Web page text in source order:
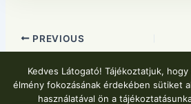
PREVIOUS
Kedves Látogató! Tájékoztatjuk,
élmény fokozásának érdekében sütiket
használatával ön a